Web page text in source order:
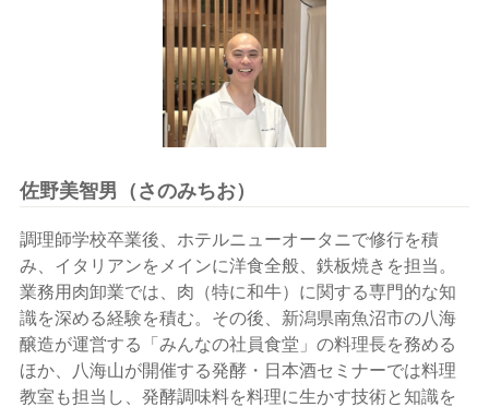
佐野美智男（さのみちお）
調理師学校卒業後、ホテルニューオータニで修行を積
み、イタリアンをメインに洋食全般、鉄板焼きを担当。
業務用肉卸業では、肉（特に和牛）に関する専門的な知
識を深める経験を積む。その後、新潟県南魚沼市の八海
醸造が運営する「みんなの社員食堂」の料理長を務める
ほか、八海山が開催する発酵・日本酒セミナーでは料理
教室も担当し、発酵調味料を料理に生かす技術と知識を